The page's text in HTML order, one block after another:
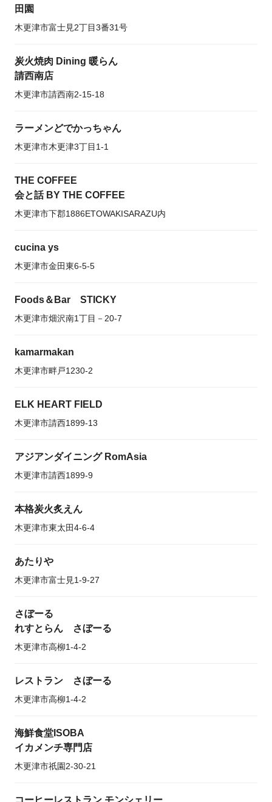
田園
木更津市富士見2丁目3番31号
炭火焼肉 Dining 暖らん
請西南店
木更津市請西南2-15-18
ラーメンどでかっちゃん
木更津市木更津3丁目1-1
THE COFFEE
会と話 BY THE COFFEE
木更津市下郡1886ETOWAKISARAZU内
cucina ys
木更津市金田東6-5-5
Foods＆Bar STICKY
木更津市畑沢南1丁目－20-7
kamarmakan
木更津市畔戸1230-2
ELK HEART FIELD
木更津市請西1899-13
アジアンダイニング RomAsia
木更津市請西1899-9
本格炭火炙えん
木更津市東太田4-6-4
あたりや
木更津市富士見1-9-27
さぼーる
れすとらん さぼーる
木更津市高柳1-4-2
レストラン さぼーる
木更津市高柳1-4-2
海鮮食堂ISOBA
イカメンチ専門店
木更津市祇園2-30-21
コーヒーレストラン モンシェリー